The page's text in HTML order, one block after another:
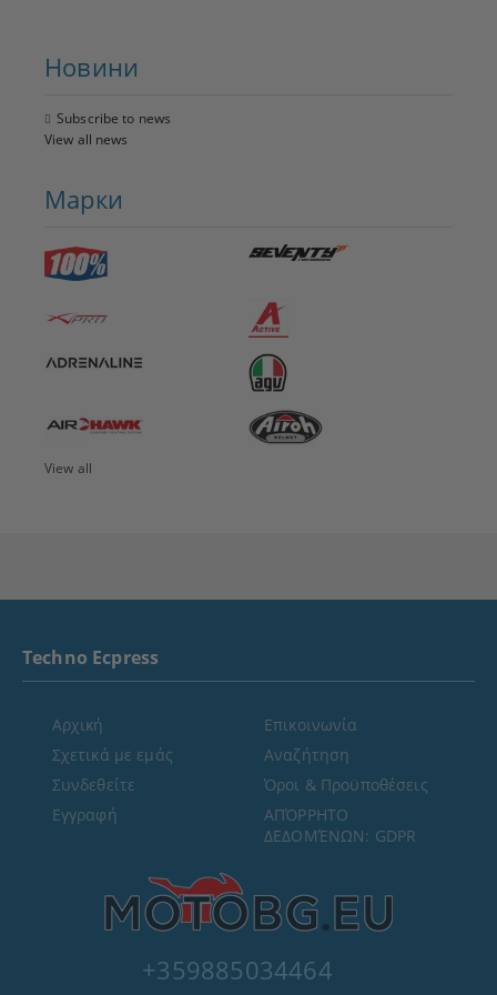
Новини
Subscribe to news
View all news
Марки
View all
+359885034464
Techno Ecpress
Αρχική
Σχετικά με εμάς
Συνδεθείτε
Εγγραφή
Επικοινωνία
Αναζήτηση
Όροι & Προϋποθέσεις
ΑΠΌΡΡΗΤΟ
ΔΕΔΟΜΈΝΩΝ: GDPR